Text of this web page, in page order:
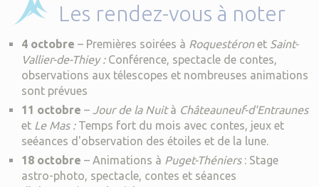
Les rendez-vous à noter
4 octobre – Premières soirées à Roquestéronet Saint-
Vallier-de-Thiey :Conférence, spectacle de contes,
observations aux télescopes et nombreuses animations
sont prévues
11 octobre – Jour de la Nuità Châteauneuf-d'Entraunes
et Le Mas :Temps fort du mois avec contes, jeux et
seéances d'observation des étoiles et de la lune.
18 octobre – Animations à Puget-Théniers: Stage
astro-photo, spectacle, contes et séances